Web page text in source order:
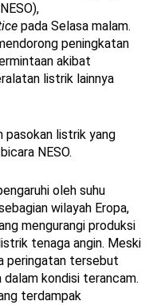
pada Selasa malam.
peningkatan
akibat
listrik lainnya
pasokan listrik yang
NESO.
oleh suhu
wilayah Eropa,
mengurangi produksi
tenaga angin. Meski
peringatan tersebut
kondisi terancam.
terdampak